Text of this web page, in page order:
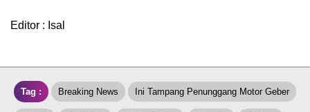
Editor : Isal
Tag : Breaking News Ini Tampang Penunggang Motor Geber